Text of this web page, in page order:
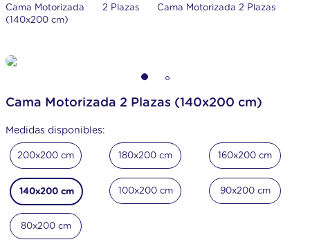
Cama Motorizada 2 Plazas
Cama Motorizada 2 Plazas
(140x200 cm)
Cama Motorizada 2 Plazas (140x200 cm)
Medidas disponibles:
200x200 cm 180x200 cm 160x200 cm
140x200 cm 100x200 cm 90x200 cm
80x200 cm